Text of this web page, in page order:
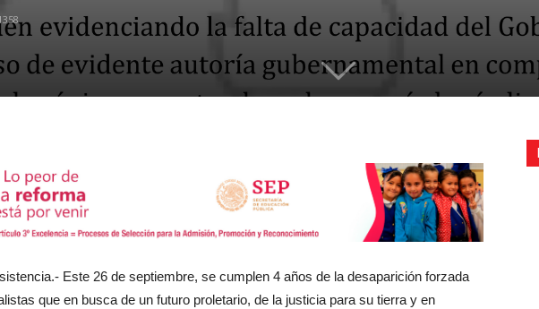
Sección
Este 26 de septiembre, se cumplen 4 años de la desaparición forzada
que en busca de un futuro proletario, de la justicia para su tierra y en